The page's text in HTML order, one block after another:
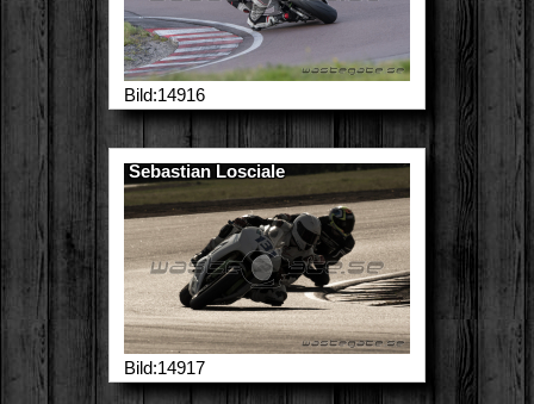
Bild:14916
Sebastian Losciale
Bild:14917